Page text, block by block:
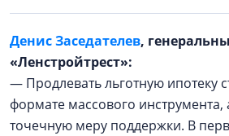
Денис Заседателев,
«Ленстройтрест»:
— Продлевать льготную ипотеку
формате массового инструмента,
точечную меру поддержки. В